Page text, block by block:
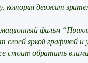
которая держит
фильм
своей яркой графикой
стоит обратить